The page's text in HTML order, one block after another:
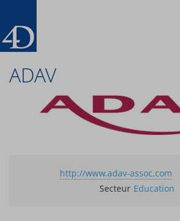
main
content
ADAV
http://www.adav-assoc.com
Secteur Education